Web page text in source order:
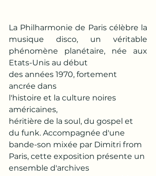
La Philharmonie de Paris célèbre la
musique disco, un véritable
phénomène planétaire, née aux
Etats-Unis au début
des années 1970, fortement
ancrée dans
l'histoire et la culture noires
américaines,
héritière de la soul, du gospel et
du funk. Accompagnée d'une
bande-son mixée par Dimitri from
Paris, cette exposition présente un
ensemble d'archives